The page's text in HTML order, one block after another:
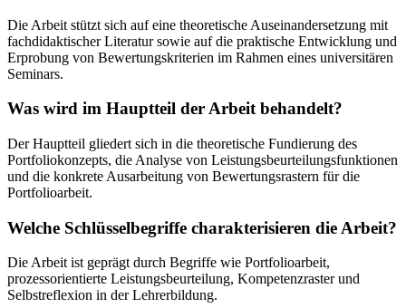
Die Arbeit stützt sich auf eine theoretische Auseinandersetzung mit
fachdidaktischer Literatur sowie auf die praktische Entwicklung und
Erprobung von Bewertungskriterien im Rahmen eines universitären
Seminars.
Was wird im Hauptteil der Arbeit behandelt?
Der Hauptteil gliedert sich in die theoretische Fundierung des
Portfoliokonzepts, die Analyse von Leistungsbeurteilungsfunktionen
und die konkrete Ausarbeitung von Bewertungsrastern für die
Portfolioarbeit.
Welche Schlüsselbegriffe charakterisieren die Arbeit?
Die Arbeit ist geprägt durch Begriffe wie Portfolioarbeit,
prozessorientierte Leistungsbeurteilung, Kompetenzraster und
Selbstreflexion in der Lehrerbildung.